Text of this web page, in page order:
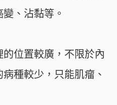
、沾黏等。
位置較廣，不限於內
種較少，只能肌瘤、